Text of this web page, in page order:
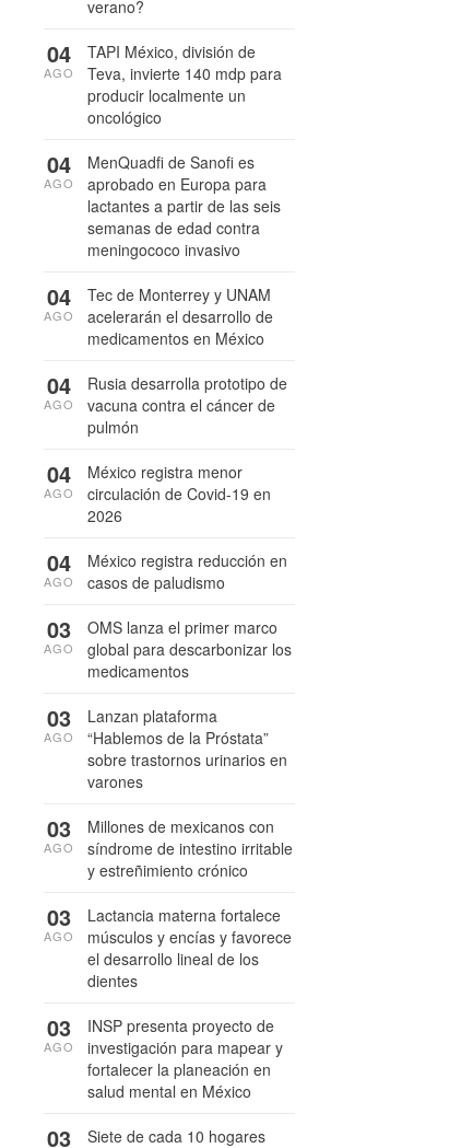
verano?
TAPI México, división de
Teva, invierte 140 mdp para
producir localmente un
oncológico
04
AGO
MenQuadfi de Sanofi es
aprobado en Europa para
lactantes a partir de las seis
semanas de edad contra
meningococo invasivo
04
AGO
Tec de Monterrey y UNAM
acelerarán el desarrollo de
medicamentos en México
04
AGO
Rusia desarrolla prototipo de
vacuna contra el cáncer de
pulmón
04
AGO
México registra menor
circulación de Covid-19 en
2026
04
AGO
México registra reducción en
casos de paludismo
04
AGO
OMS lanza el primer marco
global para descarbonizar los
medicamentos
03
AGO
Lanzan plataforma
“Hablemos de la Próstata”
sobre trastornos urinarios en
varones
03
AGO
Millones de mexicanos con
síndrome de intestino irritable
y estreñimiento crónico
03
AGO
Lactancia materna fortalece
músculos y encías y favorece
el desarrollo lineal de los
dientes
03
AGO
INSP presenta proyecto de
investigación para mapear y
fortalecer la planeación en
salud mental en México
03
AGO
Siete de cada 10 hogares
03